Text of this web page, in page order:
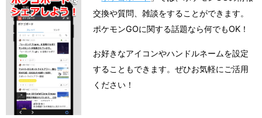
交換や質問、雑談をすることができます。
ポケモンGOに関する話題なら何でもOK！
お好きなアイコンやハンドルネームを設定
することもできます。ぜひお気軽にご活用
ください！